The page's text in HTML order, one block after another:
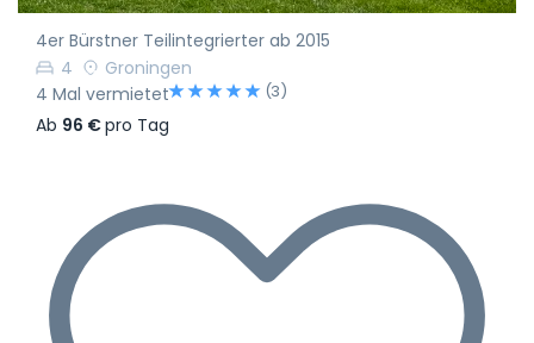
4er Bürstner Teilintegrierter ab 2015
4
Groningen
4 Mal vermietet
(3)
Ab 96 €pro Tag